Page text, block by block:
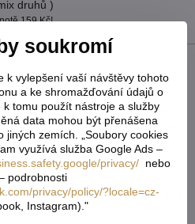
druhů )
159 Kč!
látek ( závěsů ) je
aby byly obě strany
pro vzor. Nikdy nevíme předem,
vzhledem k tomu, že každý
tedy vezměte více než
ani vyměnit. Je střižená na
objednat o něco více, než aby
chybělo.
soukromí
k vylepšení vaší návštěvy tohoto
a ke shromažďování údajů o
tomu použít nástroje a služby
data mohou být přenášena
jiných zemích. „Soubory cookies
využívá služba Google Ads –
privacy/ nebo
podrobnosti
privacy/policy/?locale=cz-
Instagram)."